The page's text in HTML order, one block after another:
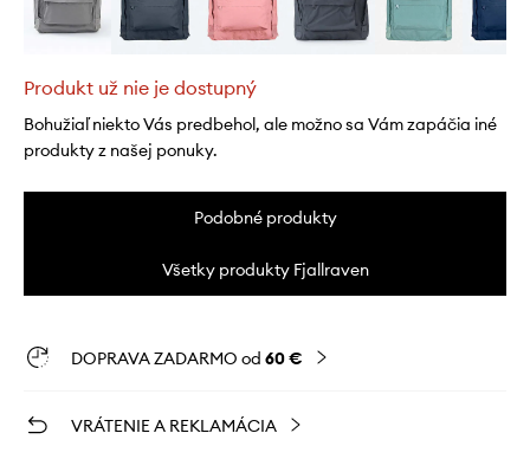
Produkt už nie je dostupný
Bohužiaľ niekto Vás predbehol, ale možno sa Vám zapáčia iné
produkty z našej ponuky.
Podobné produkty
Všetky produkty Fjallraven
DOPRAVA ZADARMO od 60 €
VRÁTENIE A REKLAMÁCIA